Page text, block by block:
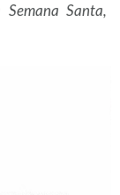
Santa,